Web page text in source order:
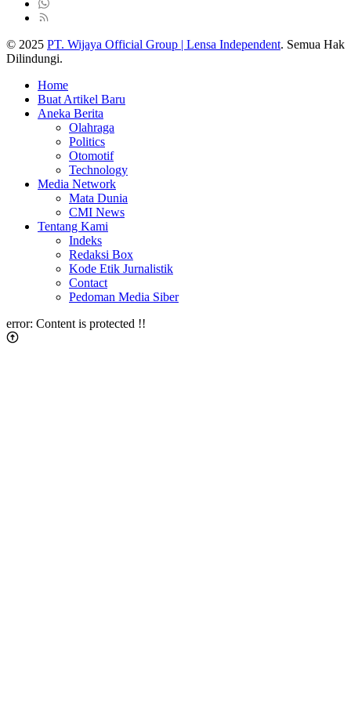
© 2025 PT. Wijaya Official Group | Lensa Independent. Semua Hak
Dilindungi.
Home
Buat Artikel Baru
Aneka Berita
Olahraga
Politics
Otomotif
Technology
Media Network
Mata Dunia
CMI News
Tentang Kami
Indeks
Redaksi Box
Kode Etik Jurnalistik
Contact
Pedoman Media Siber
error: Content is protected !!